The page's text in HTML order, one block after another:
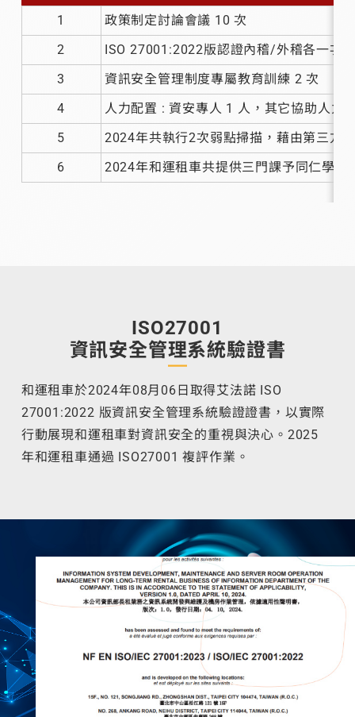
1
政策制定討論會議 10 次
2
ISO 27001:2022版認證內稽/外稽各一次
3
資訊安全管理制度專屬教育訓練 2 次
4
人力配置 : 資安專人 1 人，其它協助人力
5
2024年共執行2次弱點掃描，藉由第三方
6
2024年和運租車共提供三門課予同仁學
ISO27001
資訊安全管理系統驗證書
和運租車於2024年08月06日取得艾法諾 ISO
27001:2022 版資訊安全管理系統驗證證書，以實際
行動展現和運租車對資訊安全的重視與決心。2025
年和運租車通過 ISO27001 複評作業。